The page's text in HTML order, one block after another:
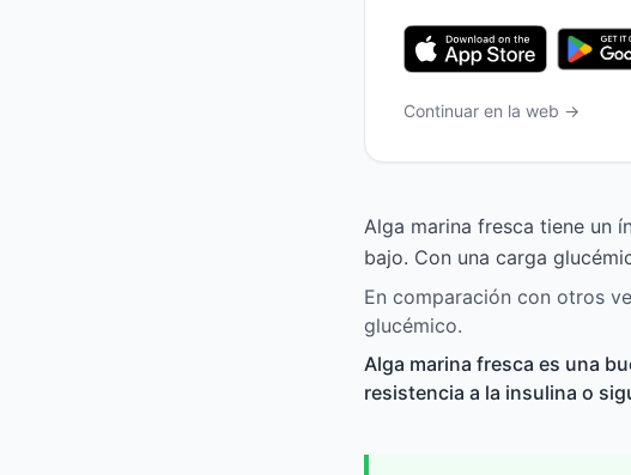
Continuar en la web →
Alga marina fresca tiene un
bajo. Con una carga
En comparación con otros
glucémico.
Alga marina fresca es una
resistencia a la insulina o